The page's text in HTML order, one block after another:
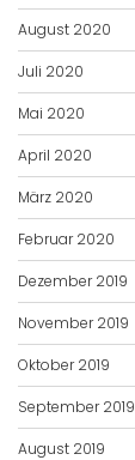
August 2020
Juli 2020
Mai 2020
April 2020
März 2020
Februar 2020
Dezember 2019
November 2019
Oktober 2019
September 2019
August 2019